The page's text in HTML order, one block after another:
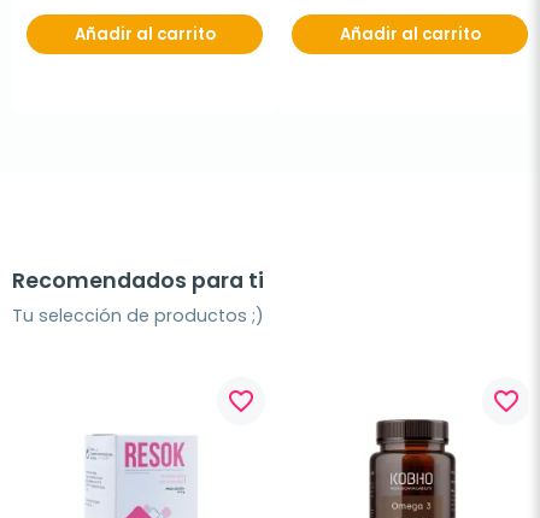
Añadir al carrito Añadir al carrito
Recomendados para ti
Tu selección de productos ;)
favorite_border favorite_border